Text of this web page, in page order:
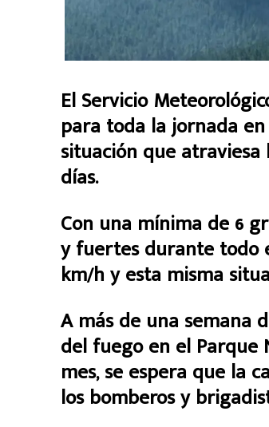
El Servicio
para toda la jornada
situación que atraviesa
días.
Con una mínima de 6
y fuertes durante todo
km/h y esta misma
A más de una semana
del fuego en el Parque
mes, se espera que la
los bomberos y